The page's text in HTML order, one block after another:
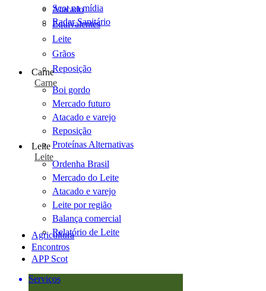
Scot na mídia
Radar Sanitário
Atacado
Equivalentes
Leite
Grãos
Reposição
Carne
Carne
Boi gordo
Mercado futuro
Atacado e varejo
Reposição
Proteínas Alternativas
Leite
Leite
Ordenha Brasil
Mercado do Leite
Atacado e varejo
Leite por região
Balança comercial
Relatório de Leite
Agricultura
Encontros
APP Scot
Serviços